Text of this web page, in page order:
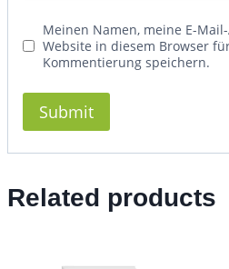
Meinen Namen, meine E-
Website in diesem Browser
Kommentierung speichern.
Related products